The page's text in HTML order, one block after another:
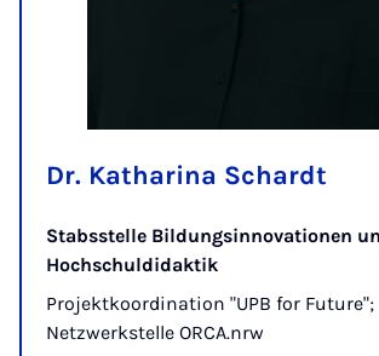
Dr. Katharina Schardt
Stabsstelle Bildungsinnovationen
Hochschuldidaktik
Projektkoordination "UPB for Future";
Netzwerkstelle ORCA.nrw